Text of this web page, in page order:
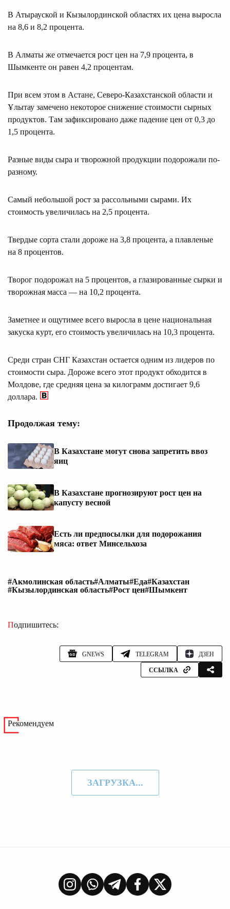
В Атырауской и Кызылординской областях их цена выросла
на 8,6 и 8,2 процента.
В Алматы же отмечается рост цен на 7,9 процента, в
Шымкенте он равен 4,2 процентам.
При всем этом в Астане, Северо-Казахстанской области и
Ұлытау замечено некоторое снижение стоимости сырных
продуктов. Там зафиксировано даже падение цен от 0,3 до
1,5 процента.
Разные виды сыра и творожной продукции подорожали по-
разному.
Самый небольшой рост за рассольными сырами. Их
стоимость увеличилась на 2,5 процента.
Твердые сорта стали дороже на 3,8 процента, а плавленые
на 8 процентов.
Творог подорожал на 5 процентов, а глазированные сырки и
творожная масса — на 10,2 процента.
Заметнее и ощутимее всего выросла в цене национальная
закуска курт, его стоимость увеличилась на 10,3 процента.
Среди стран СНГ Казахстан остается одним из лидеров по
стоимости сыра. Дороже всего этот продукт обходится в
Молдове, где средняя цена за килограмм достигает 9,6
доллара.
Продолжая тему:
В Казахстане могут снова запретить ввоз
яиц
В Казахстане прогнозируют рост цен на
капусту весной
Есть ли предпосылки для подорожания
мяса: ответ Минсельхоза
#Акмолинская область#Алматы#Еда#Казахстан
#Кызылординская область#Рост цен#Шымкент
Подпишитесь:
GNEWS TELEGRAM ДЗЕН
ССЫЛКА
Рекомендуем
ЗАГРУЗКА...